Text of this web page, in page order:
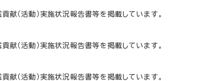
（活動）実施状況報告書等を掲載しています。
（活動）実施状況報告書等を掲載しています。
（活動）実施状況報告書等を掲載しています。